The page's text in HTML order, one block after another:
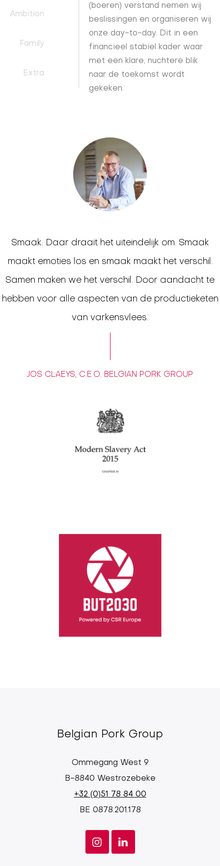
(boeren) verstand nemen wij
beslissingen en organiseren wij
onze day-to-day. Dit in een
financieel stabiel kader waar
met een klare, nuchtere blik
naar de toekomst wordt
gekeken.
Ambition
Family
Extra
Smaak. Daar draait het uiteindelijk om. Smaak
maakt emoties los en smaak maakt het verschil.
Samen maken we het verschil. Door aandacht te
hebben voor alle aspecten van de productieketen
van varkensvlees.
JOS CLAEYS, C.E.O. BELGIAN PORK GROUP
Belgian Pork Group
Ommegang West 9
B-8840 Westrozebeke
+32 (0)51 78 84 00
BE 0878.201.178